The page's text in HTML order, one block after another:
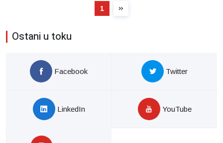
1
Ostani u toku
Facebook Twitter
LinkedIn YouTube